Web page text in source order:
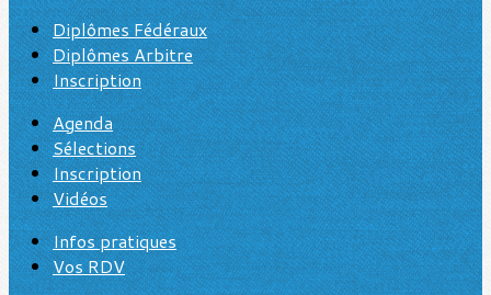
Diplômes Fédéraux
Diplômes Arbitre
Inscription
Agenda
Sélections
Inscription
Vidéos
Infos pratiques
Vos RDV